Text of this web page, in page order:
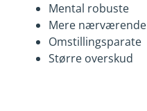
Mental robuste
Mere nærværende
Omstillingsparate
Større overskud